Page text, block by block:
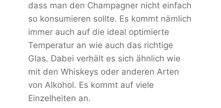
dass man den Champagner nicht einfach
so konsumieren sollte. Es kommt nämlich
immer auch auf die ideal optimierte
Temperatur an wie auch das richtige
Glas. Dabei verhält es sich ähnlich wie
mit den Whiskeys oder anderen Arten
von Alkohol. Es kommt auf viele
Einzelheiten an.